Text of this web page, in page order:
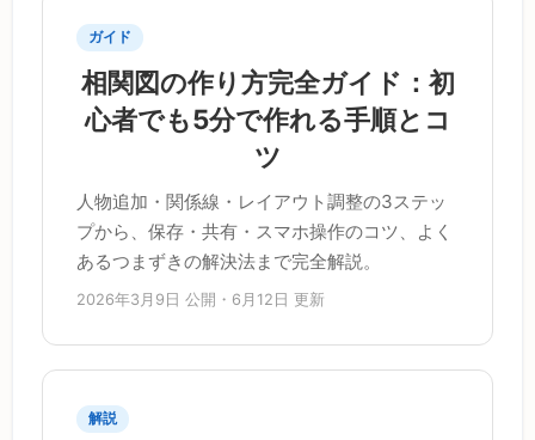
ガイド
相関図の作り方完全ガイド：初
心者でも5分で作れる手順とコ
ツ
人物追加・関係線・レイアウト調整の3ステッ
プから、保存・共有・スマホ操作のコツ、よく
あるつまずきの解決法まで完全解説。
2026年3月9日 公開・6月12日 更新
解説